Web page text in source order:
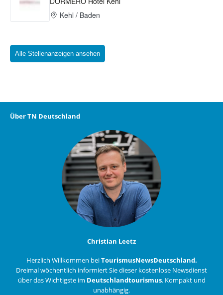
Alle Stellenanzeigen ansehen
Über TN Deutschland
Christian Leetz
Herzlich Willkommen beiTourismusNewsDeutschland.
Dreimal wöchentlich informiert Sie dieser kostenlose Newsdienst
über das Wichtigste im Deutschlandtourismus. Kompakt und
unabhängig.